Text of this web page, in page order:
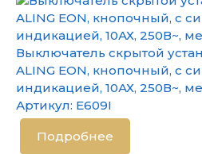
Выключатель скрытой
ALING EON, кнопочный, с
индикацией, 10АХ, 250В~,
Артикул: E609I
Подробнее